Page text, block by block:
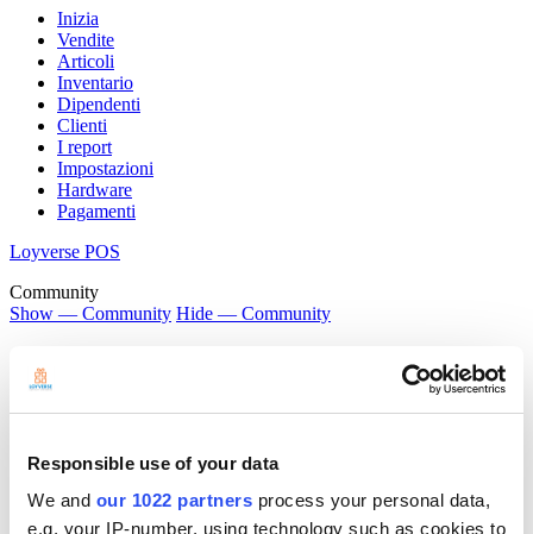
Responsible use of your data
We and our 1022 partners process your personal data,
e.g. your IP-number, using technology such as cookies to
Inizia
Vendite
Articoli
Inventario
Dipendenti
Clienti
I report
Impostazioni
Hardware
Pagamenti
Loyverse POS
Community
Show — Community Hide — Community
INIZIA